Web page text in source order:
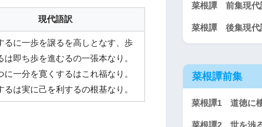
現代語訳
るに一歩を譲るを高しとなす、歩
は即ち歩を進むるの一張本なり。
に一分を寛くするはこれ福なり。
るは実に己を利するの根基なり。
菜根譚 前集現代
菜根譚 後集現代
菜根譚前集
菜根譚1 道徳に